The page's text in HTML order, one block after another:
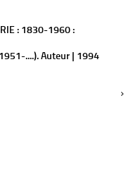
: 1830-1960 :
....). Auteur | 1994